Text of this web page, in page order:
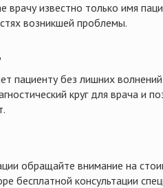
врачу известно только имя
возникшей проблемы.
пациенту без лишних
круг для врача и
обращайте внимание на
бесплатной консультации